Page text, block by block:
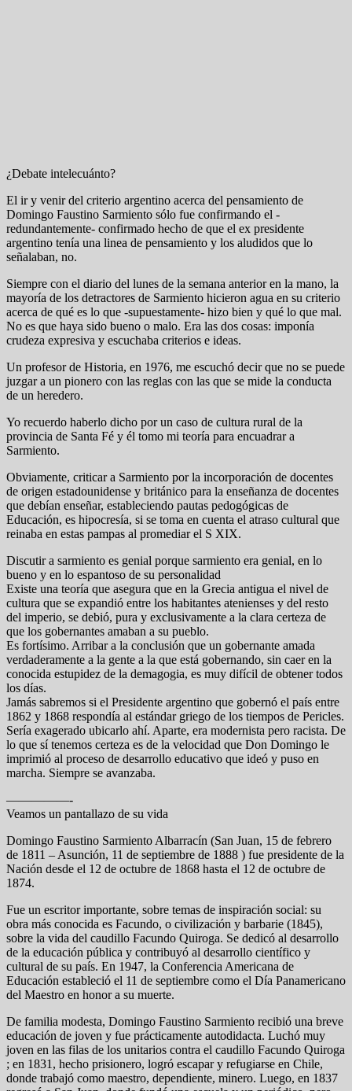
¿Debate intelecuánto?
El ir y venir del criterio argentino acerca del pensamiento de
Domingo Faustino Sarmiento sólo fue confirmando el -
redundantemente- confirmado hecho de que el ex presidente
argentino tenía una linea de pensamiento y los aludidos que lo
señalaban, no.
Siempre con el diario del lunes de la semana anterior en la mano, la
mayoría de los detractores de Sarmiento hicieron agua en su criterio
acerca de qué es lo que -supuestamente- hizo bien y qué lo que mal.
No es que haya sido bueno o malo. Era las dos cosas: imponía
crudeza expresiva y escuchaba criterios e ideas.
Un profesor de Historia, en 1976, me escuchó decir que no se puede
juzgar a un pionero con las reglas con las que se mide la conducta
de un heredero.
Yo recuerdo haberlo dicho por un caso de cultura rural de la
provincia de Santa Fé y él tomo mi teoría para encuadrar a
Sarmiento.
Obviamente, criticar a Sarmiento por la incorporación de docentes
de origen estadounidense y británico para la enseñanza de docentes
que debían enseñar, estableciendo pautas pedogógicas de
Educación, es hipocresía, si se toma en cuenta el atraso cultural que
reinaba en estas pampas al promediar el S XIX.
Discutir a sarmiento es genial porque sarmiento era genial, en lo
bueno y en lo espantoso de su personalidad
Existe una teoría que asegura que en la Grecia antigua el nivel de
cultura que se expandió entre los habitantes atenienses y del resto
del imperio, se debió, pura y exclusivamente a la clara certeza de
que los gobernantes amaban a su pueblo.
Es fortísimo. Arribar a la conclusión que un gobernante amada
verdaderamente a la gente a la que está gobernando, sin caer en la
conocida estupidez de la demagogia, es muy difícil de obtener todos
los días.
Jamás sabremos si el Presidente argentino que gobernó el país entre
1862 y 1868 respondía al estándar griego de los tiempos de Pericles.
Sería exagerado ubicarlo ahí. Aparte, era modernista pero racista. De
lo que sí tenemos certeza es de la velocidad que Don Domingo le
imprimió al proceso de desarrollo educativo que ideó y puso en
marcha. Siempre se avanzaba.
—————-
Veamos un pantallazo de su vida
Domingo Faustino Sarmiento Albarracín (San Juan, 15 de febrero
de 1811 – Asunción, 11 de septiembre de 1888 ) fue presidente de la
Nación desde el 12 de octubre de 1868 hasta el 12 de octubre de
1874.
Fue un escritor importante, sobre temas de inspiración social: su
obra más conocida es Facundo, o civilización y barbarie (1845),
sobre la vida del caudillo Facundo Quiroga. Se dedicó al desarrollo
de la educación pública y contribuyó al desarrollo científico y
cultural de su país. En 1947, la Conferencia Americana de
Educación estableció el 11 de septiembre como el Día Panamericano
del Maestro en honor a su muerte.
De familia modesta, Domingo Faustino Sarmiento recibió una breve
educación de joven y fue prácticamente autodidacta. Luchó muy
joven en las filas de los unitarios contra el caudillo Facundo Quiroga
; en 1831, hecho prisionero, logró escapar y refugiarse en Chile,
donde trabajó como maestro, dependiente, minero. Luego, en 1837